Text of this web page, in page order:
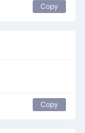
Copy
Copy